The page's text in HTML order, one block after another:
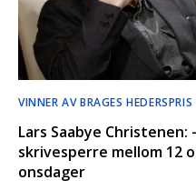
VINNER AV BRAGES
Lars Saabye Christenen:
skrivesperre mellom 12
onsdager